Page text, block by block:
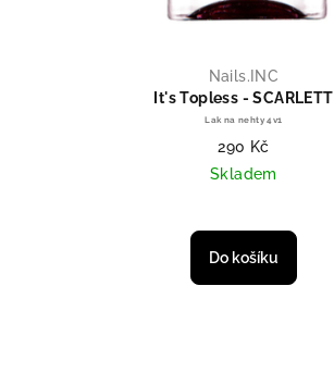
Nails.INC
It's Topless - SCARLETT
Lak na nehty 4v1
290 Kč
Skladem
Do košíku